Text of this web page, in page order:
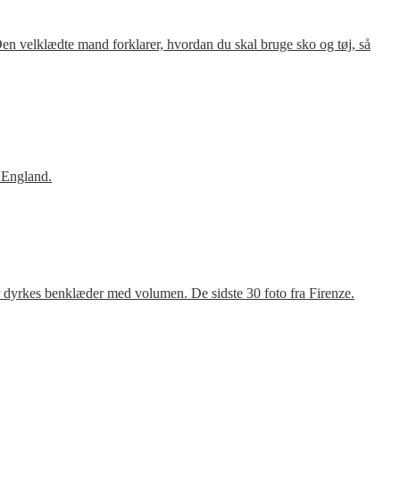
velklædte mand forklarer, hvordan du skal bruge sko og tøj, så
benklæder med volumen. De sidste 30 foto fra Firenze.